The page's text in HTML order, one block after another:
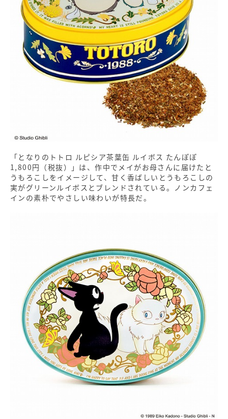
「となりのトトロ ルピシア茶葉缶 ルイボス たんぽぽ
1,800円（税抜）」は、作中でメイがお母さんに届けたと
うもろこしをイメージして、甘く香ばしいとうもろこしの
実がグリーンルイボスとブレンドされている。ノンカフェ
インの素朴でやさしい味わいが特長だ。